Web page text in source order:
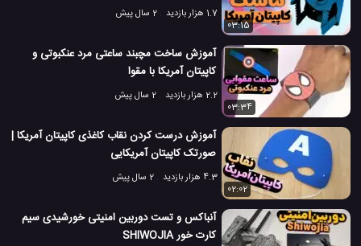
1.7 هزار بازدید
2 سال پیش
03:15
آموزش ساخت مچبند ساعتی مرد عنکبوتی و
کاپیتان آمریکا با مقوا
2.2 هزار بازدید
2 سال پیش
03:34
آموزش درست کردن نقاب کاغذی کاپیتان آمریکا |
صورتک کاپیتان آمریکایی
4.3 هزار بازدید
2 سال پیش
02:02
آنباکس و تست دوربین امنیتی خورشیدی سیم
کارت خور SHIWOJIA